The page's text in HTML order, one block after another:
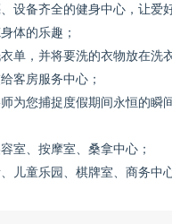
设备齐全的健身中心，让爱
体的乐趣；
单，并将要洗的衣物放在洗
客房服务中心；
为您捕捉度假期间永恒的瞬
室、按摩室、桑拿中心；
儿童乐园、棋牌室、商务中